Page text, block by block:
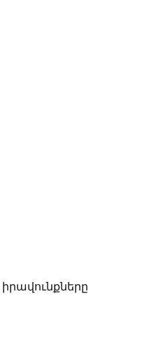
իրավունքները